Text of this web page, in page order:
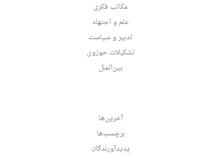
مکاتب فکری
علم و اجتهاد
تدبیر و سیاست
تشکیلات حوزوی
بین‌الملل
آخرین‌ها
برچسب‌ها
پدیدآورندگان